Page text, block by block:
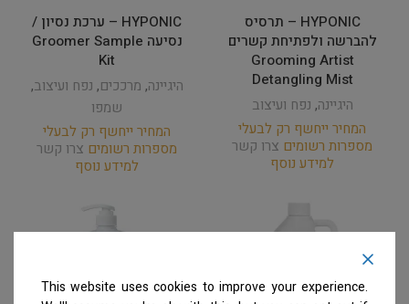
HYPONIC – תרסיס
להברשה ולפתיחת קשרים
Grooming Artist
Detangling Mist
היגיינה, נפח ועיצוב
המחיר ייחשף רק לבעלי
מספרות רשומים צרו קשר
למידע נוסף
HYPONIC – ערכת נסיון /
נסיעה Groomer Sample
Kit
היגיינה, מרככים, נפח ועיצוב,
שמפו
המחיר ייחשף רק לבעלי
מספרות רשומים צרו קשר
למידע נוסף
This website uses cookies to improve your experience.